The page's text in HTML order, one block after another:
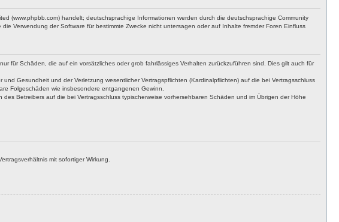
(www.phpbb.com) handelt; deutschsprachige Informationen werden durch die deutschsprachige Community
Verwendung der Software für bestimmte Zwecke nicht untersagen oder auf Inhalte fremder Foren Einfluss
für Schäden, die auf ein vorsätzliches oder grob fahrlässiges Verhalten zurückzuführen sind. Dies gilt auch für
Gesundheit und der Verletzung wesentlicher Vertragspflichten (Kardinalpflichten) auf die bei Vertragsschluss
Folgeschäden wie insbesondere entgangenen Gewinn.
Betreibers auf die bei Vertragsschluss typischerweise vorhersehbaren Schäden und im Übrigen der Höhe
mit sofortiger Wirkung.